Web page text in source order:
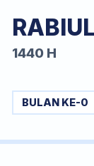
1440 H
BULAN KE-0